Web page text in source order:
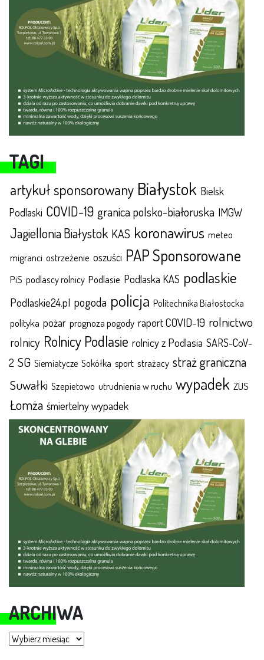
TAGI
artykuł sponsorowany Białystok Bielsk
Podlaski COVID-19 granica polsko-białoruska IMGW
Jagiellonia Białystok KAS koronawirus meteo
migranci ostrzeżenie oszuści PAP Sponsorowane
PiS podlascy rolnicy Podlasie Podlaska KAS podlaskie
Podlaskie24.pl pogoda policja Politechnika Białostocka
polityka pożar prognoza pogody raport COVID-19 rolnictwo
rolnicy Rolnicy Podlasie rolnicy z Podlasia SARS-CoV-
2 SG Siemiatycze Sokółka sport strażacy straż graniczna
Suwałki Szepietowo utrudnienia w ruchu wypadek ZUS
Łomża śmiertelny wypadek
ARCHIWA
Archiwa